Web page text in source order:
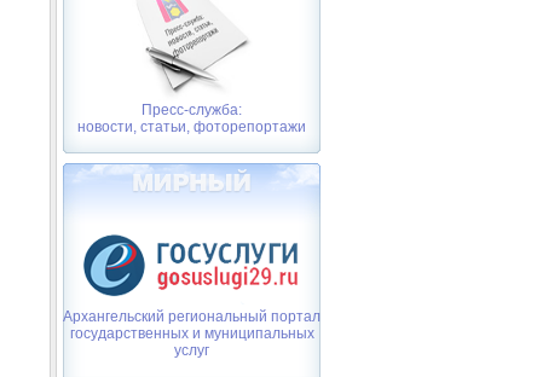
Пресс-служба:
новости, статьи, фоторепортажи
Архангельский региональный портал
государственных и муниципальных
услуг